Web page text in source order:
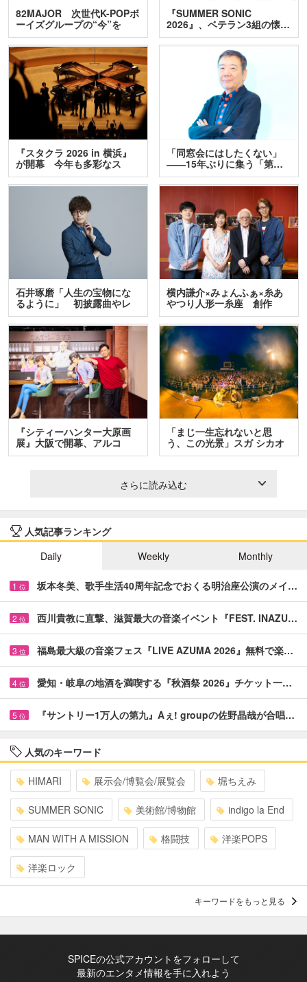
82MAJOR 次世代K-POPボ
ーイズグループの“今”を
訊…
『SUMMER SONIC
2026』、ベテラン3組の懐…
『スタクラ 2026 in 横浜』
が開幕 今年も多彩なス
テ…
「同窓会にはしたくない」
――15年ぶりに集う「第…
石井琢磨「人生の宝物にな
るように」 初披露曲やレ
ア…
横内謙介×みょんふぁ×糸あ
やつり人形一糸座 創作
人…
『シティーハンター大原画
展』大阪で開幕、アルコ
＆…
「まじ一生忘れないと思
う、この光景」スガ シカオ
と…
さらに読み込む
人気記事ランキング
Daily
Weekly Monthly
1 位 坂本冬美、歌手生活40周年記念でおくる明治座公演のメイ…
2 位 西川貴教に直撃、滋賀最大の音楽イベント『FEST. INAZU…
3 位 福島最大級の音楽フェス『LIVE AZUMA 2026』無料で楽…
4 位 愛知・岐阜の地酒を満喫する『秋酒祭 2026』チケット一…
5 位 『サントリー1万人の第九』Aぇ! groupの佐野晶哉が合唱…
人気のキーワード
HIMARI 展示会/博覧会/展覧会 堀ちえみ
SUMMER SONIC 美術館/博物館 indigo la End
MAN WITH A MISSION 格闘技 洋楽POPS
洋楽ロック
キーワードをもっと見る
SPICEの公式アカウントをフォローして
最新のエンタメ情報を手に入れよう